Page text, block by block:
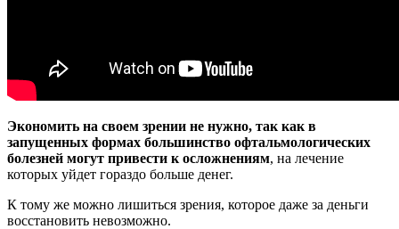
Экономить на своем зрении не нужно, так как в
запущенных формах большинство офтальмологических
болезней могут привести к осложнениям, на лечение
которых уйдет гораздо больше денег.
К тому же можно лишиться зрения, которое даже за деньги
восстановить невозможно.